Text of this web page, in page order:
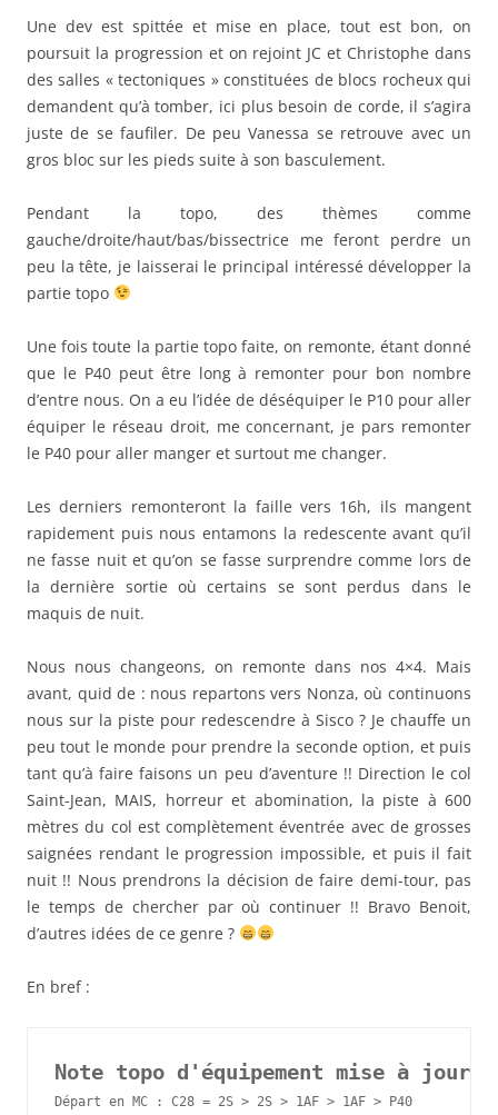
Une dev est spittée et mise en place, tout est bon, on
poursuit la progression et on rejoint JC et Christophe dans
des salles « tectoniques » constituées de blocs rocheux qui
demandent qu’à tomber, ici plus besoin de corde, il s’agira
juste de se faufiler. De peu Vanessa se retrouve avec un
gros bloc sur les pieds suite à son basculement.
Pendant la topo, des thèmes comme
gauche/droite/haut/bas/bissectrice me feront perdre un
peu la tête, je laisserai le principal intéressé développer la
partie topo
Une fois toute la partie topo faite, on remonte, étant donné
que le P40 peut être long à remonter pour bon nombre
d’entre nous. On a eu l’idée de déséquiper le P10 pour aller
équiper le réseau droit, me concernant, je pars remonter
le P40 pour aller manger et surtout me changer.
Les derniers remonteront la faille vers 16h, ils mangent
rapidement puis nous entamons la redescente avant qu’il
ne fasse nuit et qu’on se fasse surprendre comme lors de
la dernière sortie où certains se sont perdus dans le
maquis de nuit.
Nous nous changeons, on remonte dans nos 4×4. Mais
avant, quid de : nous repartons vers Nonza, où continuons
nous sur la piste pour redescendre à Sisco ? Je chauffe un
peu tout le monde pour prendre la seconde option, et puis
tant qu’à faire faisons un peu d’aventure !! Direction le col
Saint-Jean, MAIS, horreur et abomination, la piste à 600
mètres du col est complètement éventrée avec de grosses
saignées rendant le progression impossible, et puis il fait
nuit !! Nous prendrons la décision de faire demi-tour, pas
le temps de chercher par où continuer !! Bravo Benoit,
d’autres idées de ce genre ?
En bref :
Note topo d'équipement mise à jour:
Départ en MC : C28 = 2S > 2S > 1AF > 1AF > P40